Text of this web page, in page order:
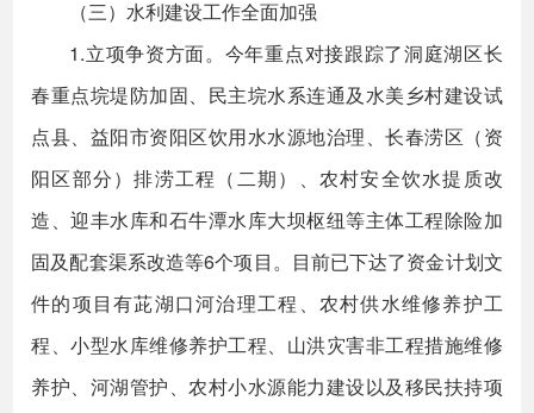
（三）水利建设工作全面加强
1.立项争资方面。今年重点对接跟踪了洞庭湖区长
春重点垸堤防加固、民主垸水系连通及水美乡村建设试
点县、益阳市资阳区饮用水水源地治理、长春涝区（资
阳区部分）排涝工程（二期）、农村安全饮水提质改
造、迎丰水库和石牛潭水库大坝枢纽等主体工程除险加
固及配套渠系改造等6个项目。目前已下达了资金计划文
件的项目有茈湖口河治理工程、农村供水维修养护工
程、小型水库维修养护工程、山洪灾害非工程措施维修
养护、河湖管护、农村小水源能力建设以及移民扶持项